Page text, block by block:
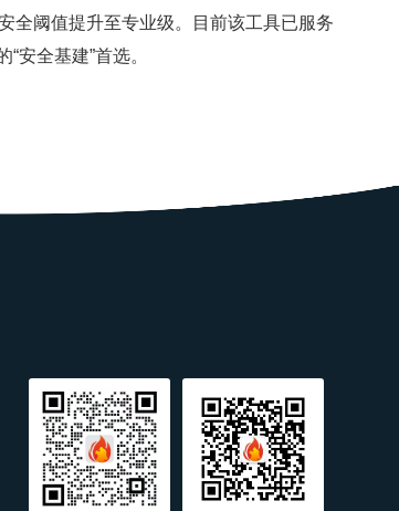
全阈值提升至专业级。目前该工具已服务
安全基建”首选。